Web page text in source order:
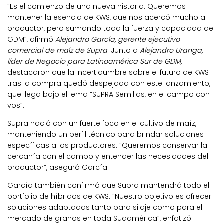
“Es el comienzo de una nueva historia. Queremos
mantener la esencia de KWS, que nos acercó mucho al
productor, pero sumando toda la fuerza y capacidad de
GDM”, afirmó Alejandro García, gerente ejecutivo
comercial de maíz de Supra. Junto a Alejandro Uranga,
líder de Negocio para Latinoamérica Sur de GDM,
destacaron que la incertidumbre sobre el futuro de KWS
tras la compra quedó despejada con este lanzamiento,
que llega bajo el lema “SUPRA Semillas, en el campo con
vos”.
Supra nació con un fuerte foco en el cultivo de maíz,
manteniendo un perfil técnico para brindar soluciones
específicas a los productores. “Queremos conservar la
cercanía con el campo y entender las necesidades del
productor”, aseguró García.
García también confirmó que Supra mantendrá todo el
portfolio de híbridos de KWS. “Nuestro objetivo es ofrecer
soluciones adaptadas tanto para silaje como para el
mercado de granos en toda Sudamérica”, enfatizó.